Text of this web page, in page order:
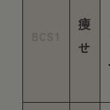
BCS1
痩
せ